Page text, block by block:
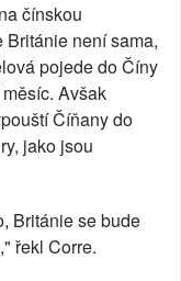
čínskou
Británie není sama,
pojede do Číny
Avšak
Číňany do
jako jsou
Británie se bude
řekl Corre.